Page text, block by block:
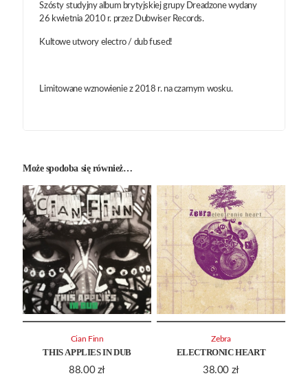
Szósty studyjny album brytyjskiej grupy Dreadzone wydany
26 kwietnia 2010 r. przez Dubwiser Records.
Kultowe utwory electro / dub fused!
Limitowane wznowienie z 2018 r. na czarnym wosku.
Może spodoba się również…
THIS APPLIES IN DUB
88.00 zł
Cian Finn
ELECTRONIC HEART
38.00 zł
Zebra